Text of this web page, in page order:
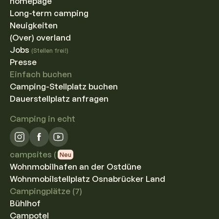
Long-term camping
Neuigkeiten
(Over) overland
Jobs (Stellen frei!)
Presse
Einfach buchen
Camping-Stellplatz buchen
Dauerstellplatz anfragen
Camping in echt
campsites ( Neu
Wohnmobilhafen an der Ostdüne
Wohnmobilstellplatz Osnabrücker Land
Campingplätze (7)
Bühlhof
Campotel